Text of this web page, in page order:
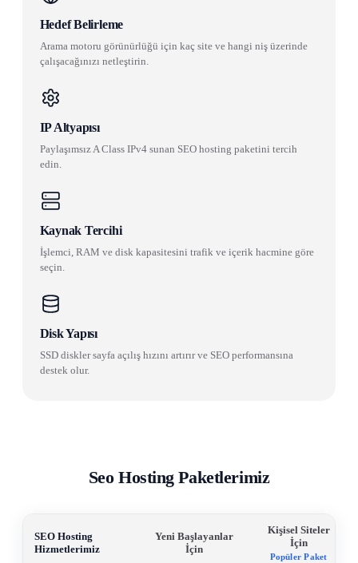
Hedef Belirleme
Arama motoru görünürlüğü için kaç site ve hangi niş üzerinde
çalışacağınızı netleştirin.
IP Altyapısı
Paylaşımsız A Class IPv4 sunan SEO hosting paketini tercih
edin.
Kaynak Tercihi
İşlemci, RAM ve disk kapasitesini trafik ve içerik hacmine göre
seçin.
Disk Yapısı
SSD diskler sayfa açılış hızını artırır ve SEO performansına
destek olur.
Seo Hosting Paketlerimiz
SEO Hosting
Hizmetlerimiz
Yeni Başlayanlar
İçin
Kişisel Siteler
İçin
Popüler Paket